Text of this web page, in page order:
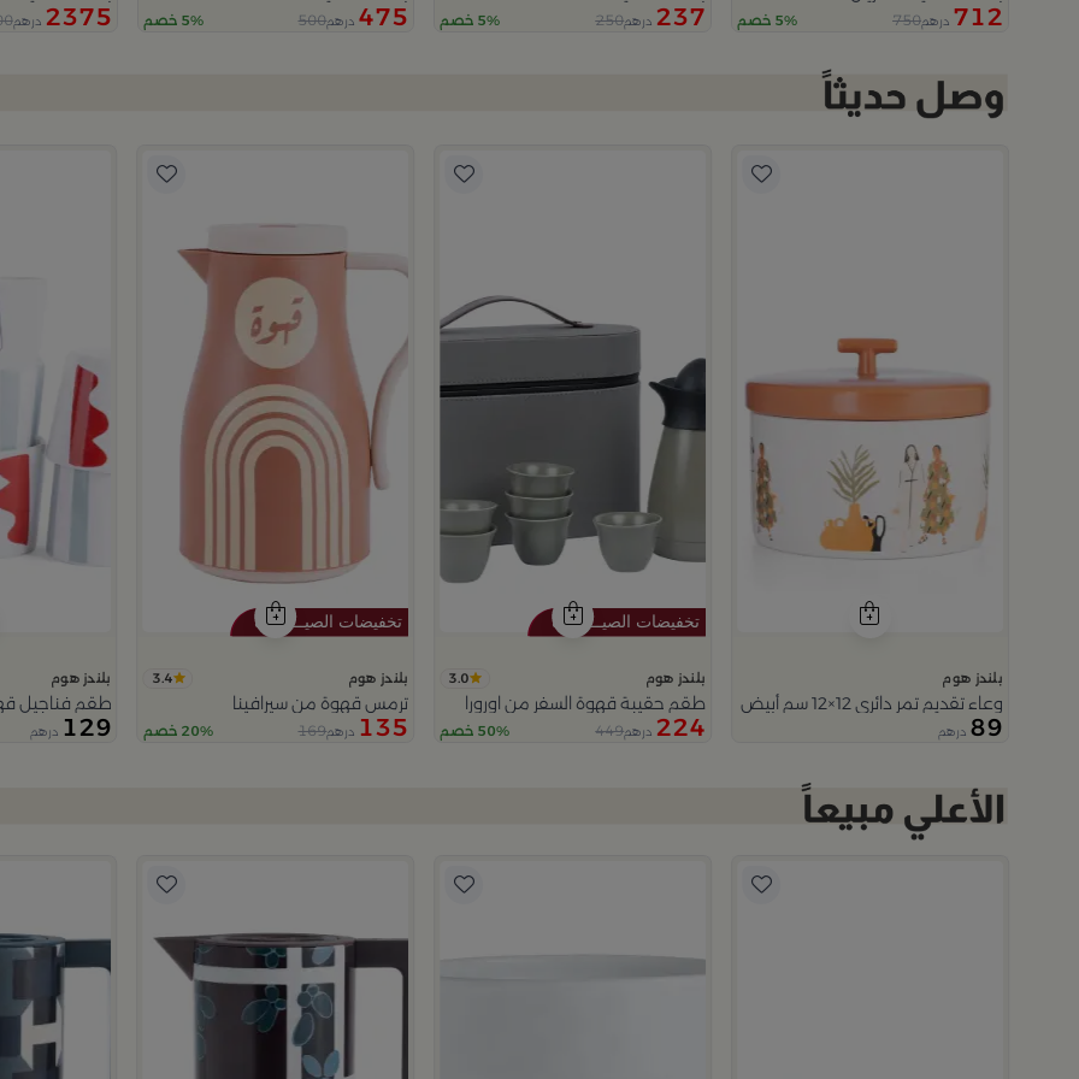
712 درهم750 5% خصم 237 درهم250 5% خصم 475 درهم500 5% خصم 2375 درهم
بلندز هوم
وعاء تقديم تمر دائري 12×12 سم أبيض وبرتقالي من الخزف الحجري بغطاء من المدينة القديمة
89 درهم
بلندز هوم 3.0
طقم حقيبة قهوة السفر من اورورا
224 درهم449 50% خصم
بلندز هوم 3.4
ترمس قهوة من سيرافينا
135 درهم169 20% خصم
بلندز هوم
طقم فناجيل
129 درهم